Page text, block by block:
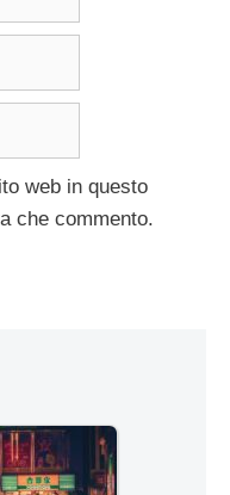
web in questo
che commento.